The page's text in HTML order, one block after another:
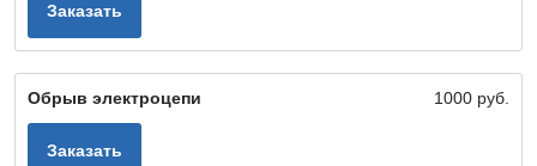
Заказать
Обрыв электроцепи 1000 руб.
Заказать